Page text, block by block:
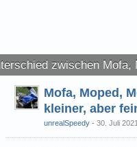
zwischen Mofa,
Mofa, Moped,
kleiner, aber
unrealSpeedy 30. Juli 2021